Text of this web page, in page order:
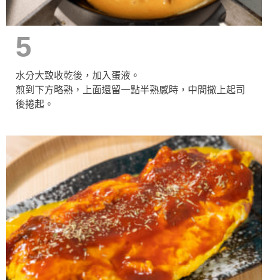
5
水分大致收乾後，加入蛋液。
煎到下方略熟，上面還留一點半熟感時，中間撒上起司
後捲起。